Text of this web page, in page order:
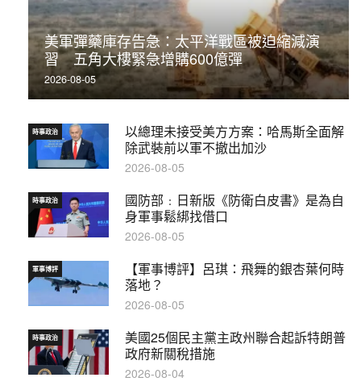
美軍彈藥庫存告急：太平洋戰區被迫縮減演
習 五角大樓緊急增購600億彈
2026-08-05
以總理未接受美方方案：哈馬斯全面解
除武裝前以軍不撤出加沙
時事政治
2026-08-05
國防部﹕日新版《防衛白皮書》是為自
身軍事鬆綁找借口
時事政治
2026-08-05
【軍事博評】呂琪：飛舞的銀杏葉何時
落地？
軍事博評
2026-08-05
美國25個民主黨主政州聯合起訴特朗普
政府新關稅措施
時事政治
2026-08-04